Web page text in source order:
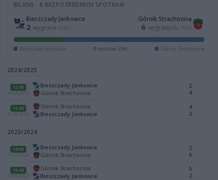
BILANS · 8 BEZPOŚREDNICH SPOTKAŃ
Bieszczady Jankowce
2 wygrane (25%)
Górnik Strachocina
6 wygranych (75%)
Bieszczady Jankowce 0 remisów (0%) Górnik Strachocina
2024/2025
12:00
19.04.2025
Bieszczady Jankowce
Górnik Strachocina
2
4
11:00
31.08.2024
Górnik Strachocina
Bieszczady Jankowce
4
2
2023/2024
14:00
11.05.2024
Bieszczady Jankowce
Górnik Strachocina
2
6
16:00
23.09.2023
Górnik Strachocina
Bieszczady Jankowce
5
2